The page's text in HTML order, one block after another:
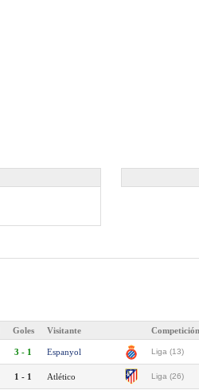
Goles Visitante Competición
3 - 1 Espanyol Liga (13)
1 - 1 Atlético Liga (26)